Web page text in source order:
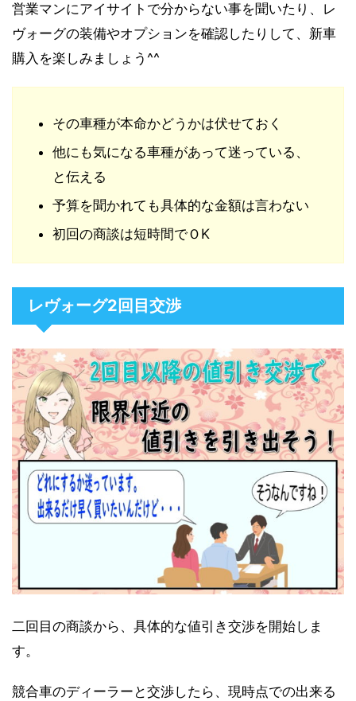
営業マンにアイサイトで分からない事を聞いたり、レ
ヴォーグの装備やオプションを確認したりして、新車
購入を楽しみましょう^^
その車種が本命かどうかは伏せておく
他にも気になる車種があって迷っている、
と伝える
予算を聞かれても具体的な金額は言わない
初回の商談は短時間でＯK
レヴォーグ2回目交渉
二回目の商談から、具体的な値引き交渉を開始しま
す。
競合車のディーラーと交渉したら、現時点での出来る